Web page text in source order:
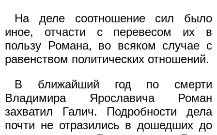
На деле соотношение сил было
иное, отчасти с перевесом их в
пользу Романа, во всяком случае с
равенством политических отношений.
В ближайший год по смерти
Владимира Ярославича Роман
захватил Галич. Подробности дела
почти не отразились в дошедших до